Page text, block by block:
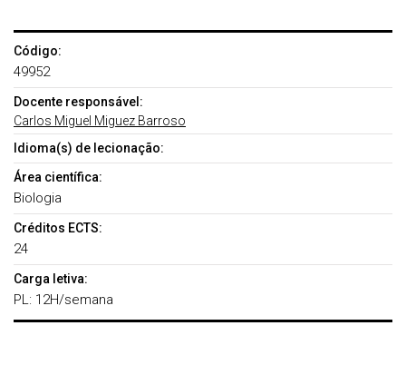
Código:
49952
Docente responsável:
Carlos Miguel Miguez Barroso
Idioma(s) de lecionação:
Área científica:
Biologia
Créditos ECTS:
24
Carga letiva:
PL: 12H/semana